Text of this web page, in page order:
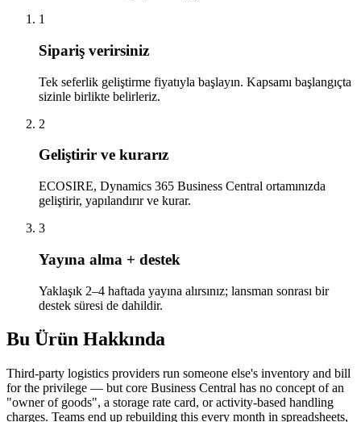
1
Sipariş verirsiniz
Tek seferlik geliştirme fiyatıyla başlayın. Kapsamı başlangıçta
sizinle birlikte belirleriz.
2
Geliştirir ve kurarız
ECOSIRE, Dynamics 365 Business Central ortamınızda
geliştirir, yapılandırır ve kurar.
3
Yayına alma + destek
Yaklaşık 2–4 haftada yayına alırsınız; lansman sonrası bir
destek süresi de dahildir.
Bu Ürün Hakkında
Third-party logistics providers run someone else's inventory and bill
for the privilege — but core Business Central has no concept of an
"owner of goods", a storage rate card, or activity-based handling
charges. Teams end up rebuilding this every month in spreadsheets,